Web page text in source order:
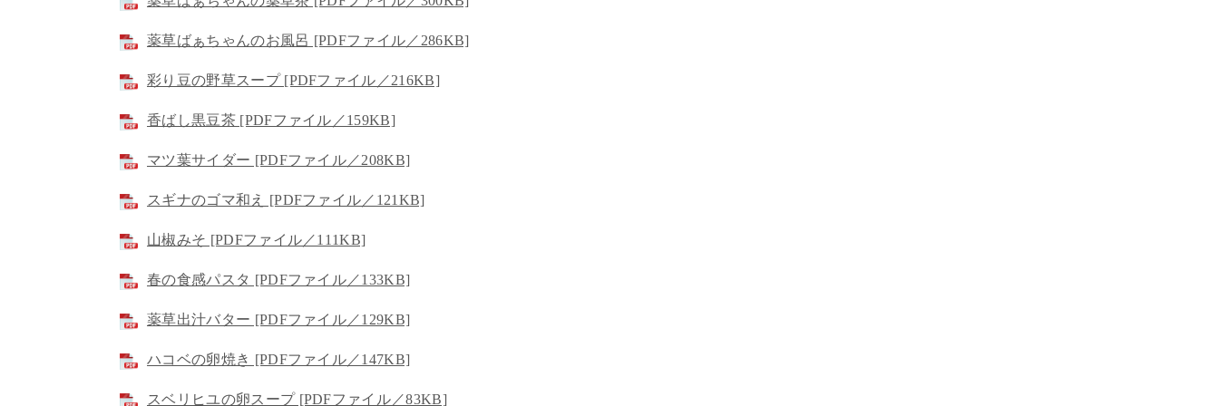
薬草ばぁちゃんのお風呂 [PDFファイル／286KB]
彩り豆の野草スープ [PDFファイル／216KB]
香ばし黒豆茶 [PDFファイル／159KB]
マツ葉サイダー [PDFファイル／208KB]
スギナのゴマ和え [PDFファイル／121KB]
山椒みそ [PDFファイル／111KB]
春の食感パスタ [PDFファイル／133KB]
薬草出汁バター [PDFファイル／129KB]
ハコベの卵焼き [PDFファイル／147KB]
スベリヒユの卵スープ [PDFファイル／83KB]